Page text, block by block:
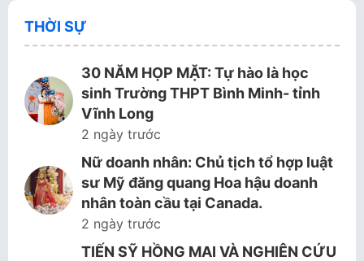
THỜI SỰ
30 NĂM HỌP MẶT: Tự hào là học
sinh Trường THPT Bình Minh- tỉnh
Vĩnh Long
2 ngày trước
Nữ doanh nhân: Chủ tịch tổ hợp luật
sư Mỹ đăng quang Hoa hậu doanh
nhân toàn cầu tại Canada.
2 ngày trước
TIẾN SỸ HỒNG MAI VÀ NGHIÊN CỨU